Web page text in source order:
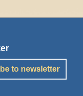
to newsletter